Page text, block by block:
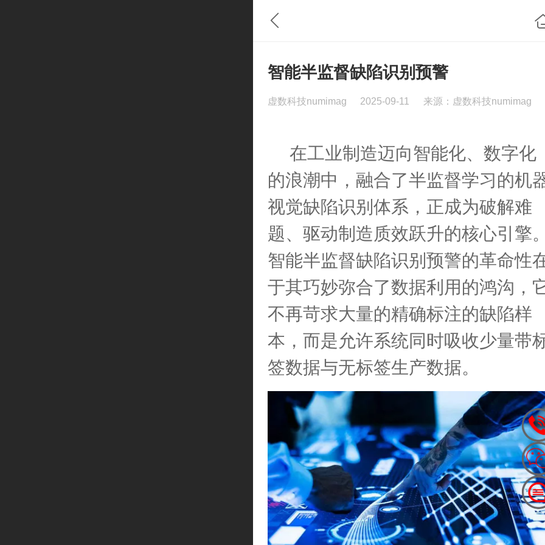
智能半监督缺陷识别预警
虚数科技numimag 2025-09-11 来源：虚数科技numimag
在工业制造迈向智能化、数字化
的浪潮中，融合了半监督学习的机
视觉缺陷识别体系，正成为破解难
题、驱动制造质效跃升的核心引擎
智能半监督缺陷识别预警的革命性
于其巧妙弥合了数据利用的鸿沟，
不再苛求大量的精确标注的缺陷样
本，而是允许系统同时吸收少量带
签数据与无标签生产数据。